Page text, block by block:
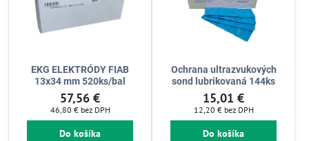
EKG ELEKTRÓDY FIAB
13x34 mm 520ks/bal
57,56 €
46,80 € bez DPH
Do košíka
Ochrana ultrazvukových
sond lubrikovaná 144ks
15,01 €
12,20 € bez DPH
Do košíka